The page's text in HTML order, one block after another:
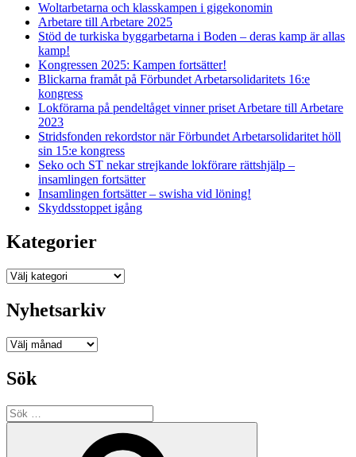
Woltarbetarna och klasskampen i gigekonomin
Arbetare till Arbetare 2025
Stöd de turkiska byggarbetarna i Boden – deras kamp är allas
kamp!
Kongressen 2025: Kampen fortsätter!
Blickarna framåt på Förbundet Arbetarsolidaritets 16:e
kongress
Lokförarna på pendeltåget vinner priset Arbetare till Arbetare
2023
Stridsfonden rekordstor när Förbundet Arbetarsolidaritet höll
sin 15:e kongress
Seko och ST nekar strejkande lokförare rättshjälp –
insamlingen fortsätter
Insamlingen fortsätter – swisha vid löning!
Skyddsstoppet igång
Kategorier
Kategorier
Nyhetsarkiv
Nyhetsarkiv
Sök
Sök
efter: